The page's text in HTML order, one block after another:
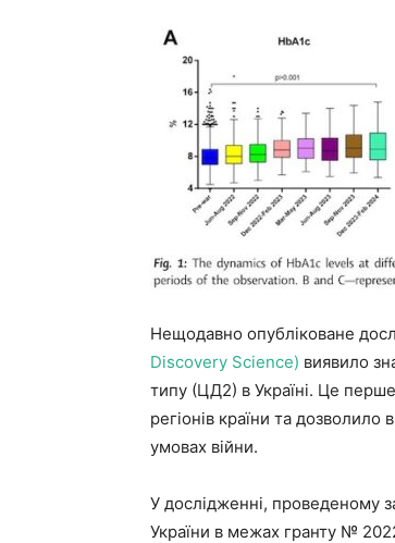
Нещодавно опубліковане
Discovery Science) виявило
типу (ЦД2) в Україні. Це
регіонів країни та
умовах війни.
У дослідженні, проведеному
України в межах гранту №